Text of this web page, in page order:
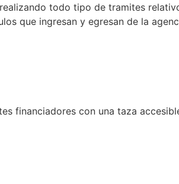
todo tipo de tramites
que ingresan y egresan de la
financiadores con una taza